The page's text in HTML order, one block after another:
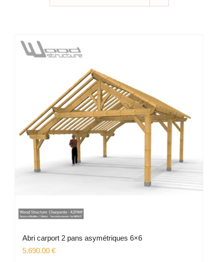
Abri carport 2 pans asymétriques 6×6
5,690.00 €